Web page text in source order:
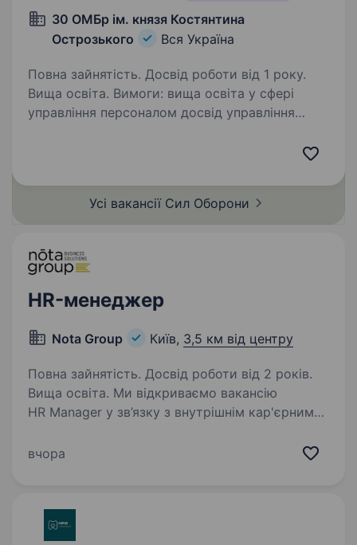
30 ОМБр ім. князя Костянтина
Острозького
Вся Україна
Повна зайнятість. Досвід роботи від 1 року.
Вища освіта. Вимоги: вища освіта у сфері
управління персоналом досвід управління
роботи у сфері кадрового адміністрування,
наказів…
Усі вакансії Сил Оборони
HR-менеджер
Nota Group Київ, 3,5 км від центру
Повна зайнятість. Досвід роботи від 2 років.
Вища освіта. Ми відкриваємо вакансію
HR Manager у зв’язку з внутрішнім кар'єрним
Холдингу та шукаємо третього HRа у команду.
вчора